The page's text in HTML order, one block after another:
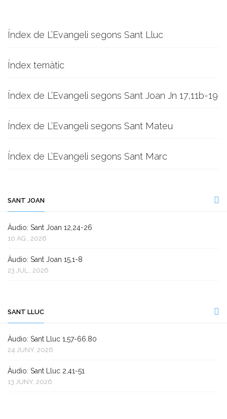
Índex de L’Evangeli segons Sant Lluc
Índex temàtic
Índex de L’Evangeli segons Sant Joan Jn 17,11b-19
Índex de L’Evangeli segons Sant Mateu
Índex de L’Evangeli segons Sant Marc
SANT JOAN
Àudio: Sant Joan 12,24-26
10 AG., 2026
Àudio: Sant Joan 15,1-8
23 JUL., 2026
SANT LLUC
Àudio: Sant Lluc 1,57-66.80
24 JUNY, 2026
Àudio: Sant Lluc 2,41-51
13 JUNY, 2026